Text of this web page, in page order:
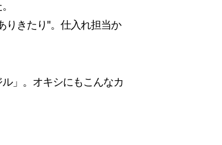
りきたり"。仕入れ担当か
」。オキシにもこんなカ